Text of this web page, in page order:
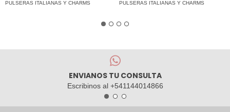
PULSERAS ITALIANAS Y CHARMS PULSERAS ITALIANAS Y CHARMS
ENVIANOS TU CONSULTA
Escribinos al +541144014866